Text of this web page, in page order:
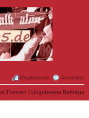
Anmelden
Registrieren
Themen | Ungelesene Beiträge